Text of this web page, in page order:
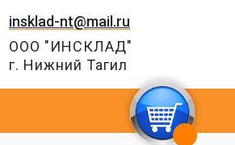
insklad-nt@mail.ru
ООО "ИНСКЛАД"
г. Нижний Тагил